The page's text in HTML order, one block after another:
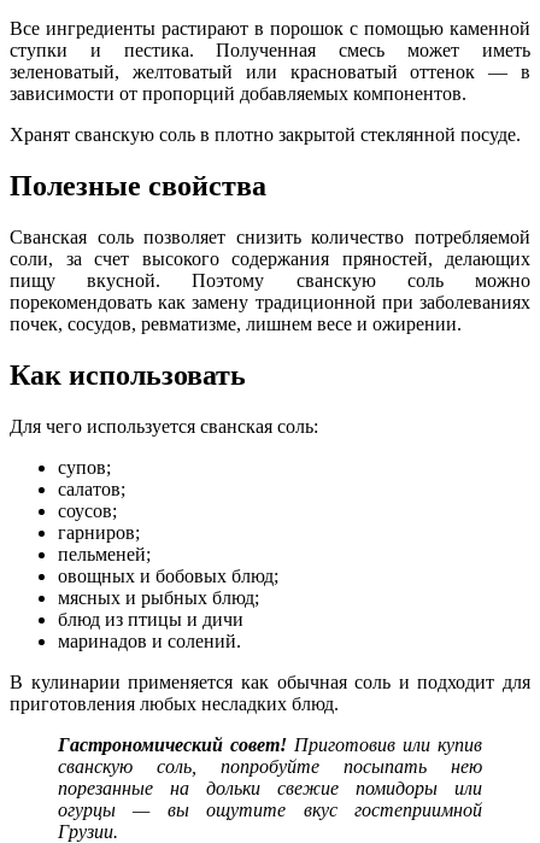
Все ингредиенты растирают в порошок с помощью каменной
ступки и пестика. Полученная смесь может иметь
зеленоватый, желтоватый или красноватый оттенок — в
зависимости от пропорций добавляемых компонентов.
Хранят сванскую соль в плотно закрытой стеклянной посуде.
Полезные свойства
Сванская соль позволяет снизить количество потребляемой
соли, за счет высокого содержания пряностей, делающих
пищу вкусной. Поэтому сванскую соль можно
порекомендовать как замену традиционной при заболеваниях
почек, сосудов, ревматизме, лишнем весе и ожирении.
Как использовать
Для чего используется сванская соль:
супов;
салатов;
соусов;
гарниров;
пельменей;
овощных и бобовых блюд;
мясных и рыбных блюд;
блюд из птицы и дичи
маринадов и солений.
В кулинарии применяется как обычная соль и подходит для
приготовления любых несладких блюд.
Гастрономический совет! Приготовив или купив
сванскую соль, попробуйте посыпать нею
порезанные на дольки свежие помидоры или
огурцы — вы ощутите вкус гостеприимной
Грузии.